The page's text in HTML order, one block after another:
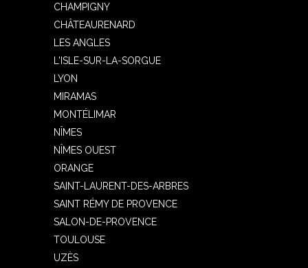
CHAMPIGNY
CHÂTEAURENARD
LES ANGLES
L'ISLE-SUR-LA-SORGUE
LYON
MIRAMAS
MONTÉLIMAR
NÎMES
NÎMES OUEST
ORANGE
SAINT-LAURENT-DES-ARBRES
SAINT RÉMY DE PROVENCE
SALON-DE-PROVENCE
TOULOUSE
UZÈS